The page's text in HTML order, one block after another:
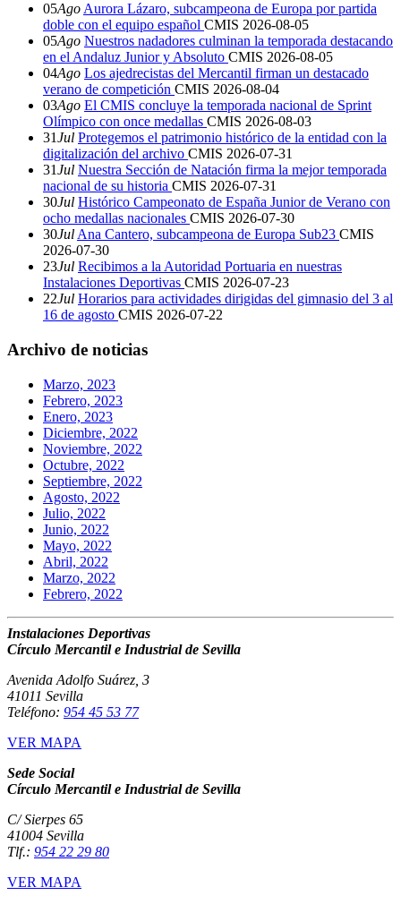
05Ago Aurora Lázaro, subcampeona de Europa por partida
doble con el equipo español CMIS 2026-08-05
05Ago Nuestros nadadores culminan la temporada destacando
en el Andaluz Junior y Absoluto CMIS 2026-08-05
04Ago Los ajedrecistas del Mercantil firman un destacado
verano de competición CMIS 2026-08-04
03Ago El CMIS concluye la temporada nacional de Sprint
Olímpico con once medallas CMIS 2026-08-03
31Jul Protegemos el patrimonio histórico de la entidad con la
digitalización del archivo CMIS 2026-07-31
31Jul Nuestra Sección de Natación firma la mejor temporada
nacional de su historia CMIS 2026-07-31
30Jul Histórico Campeonato de España Junior de Verano con
ocho medallas nacionales CMIS 2026-07-30
30Jul Ana Cantero, subcampeona de Europa Sub23 CMIS
2026-07-30
23Jul Recibimos a la Autoridad Portuaria en nuestras
Instalaciones Deportivas CMIS 2026-07-23
22Jul Horarios para actividades dirigidas del gimnasio del 3 al
16 de agosto CMIS 2026-07-22
Archivo de noticias
Marzo, 2023
Febrero, 2023
Enero, 2023
Diciembre, 2022
Noviembre, 2022
Octubre, 2022
Septiembre, 2022
Agosto, 2022
Julio, 2022
Junio, 2022
Mayo, 2022
Abril, 2022
Marzo, 2022
Febrero, 2022
Instalaciones Deportivas
Círculo Mercantil e Industrial de Sevilla
Avenida Adolfo Suárez, 3
41011 Sevilla
Teléfono: 954 45 53 77
VER MAPA
Sede Social
Círculo Mercantil e Industrial de Sevilla
C/ Sierpes 65
41004 Sevilla
Tlf.: 954 22 29 80
VER MAPA